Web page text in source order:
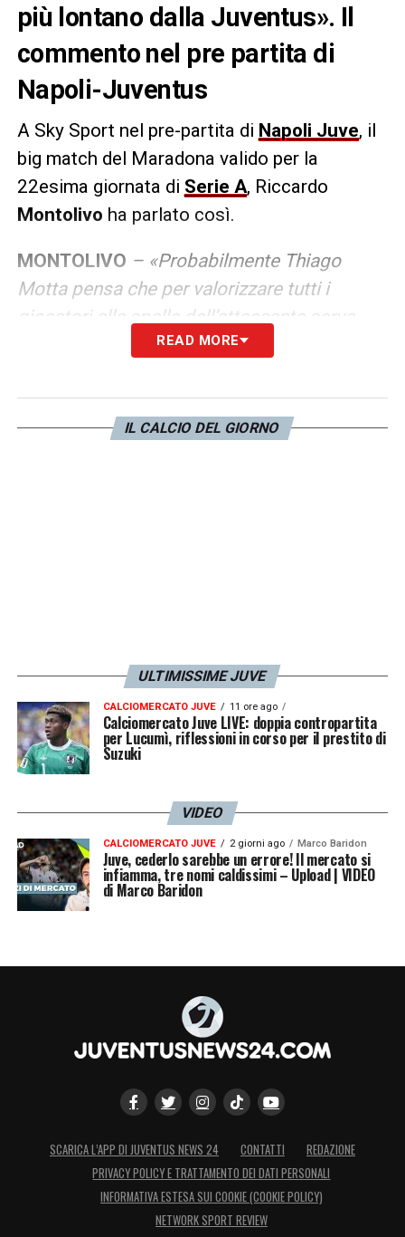
più lontano dalla Juventus». Il
commento nel pre partita di
Napoli-Juventus
A Sky Sport nel pre-partita di Napoli Juve, il
big match del Maradona valido per la
22esima giornata di Serie A, Riccardo
Montolivo ha parlato così.
MONTOLIVO – «Probabilmente Thiago
Motta pensa che per valorizzare tutti i
giocatori alle spalle dell’attaccante serva
uno dalle caratteristiche di Kolo Muani.
Vlahovic non sia ritenuto adatto da Thiago
Motta per il suo calcio. Lui i gol li ha sempre
READ MORE
IL CALCIO DEL GIORNO
ULTIMISSIME JUVE
CALCIOMERCATO JUVE 11 ore ago
Calciomercato Juve LIVE: doppia contropartita
per Lucumì, riflessioni in corso per il prestito di
Suzuki
VIDEO
CALCIOMERCATO JUVE 2 giorni ago Marco Baridon
Juve, cederlo sarebbe un errore! Il mercato si
infiamma, tre nomi caldissimi – Upload | VIDEO
di Marco Baridon
SCARICA L’APP DI JUVENTUS NEWS 24 CONTATTI
REDAZIONE
PRIVACY POLICY E TRATTAMENTO DEI DATI PERSONALI
INFORMATIVA ESTESA SUI COOKIE (COOKIE POLICY)
NETWORK SPORT REVIEW